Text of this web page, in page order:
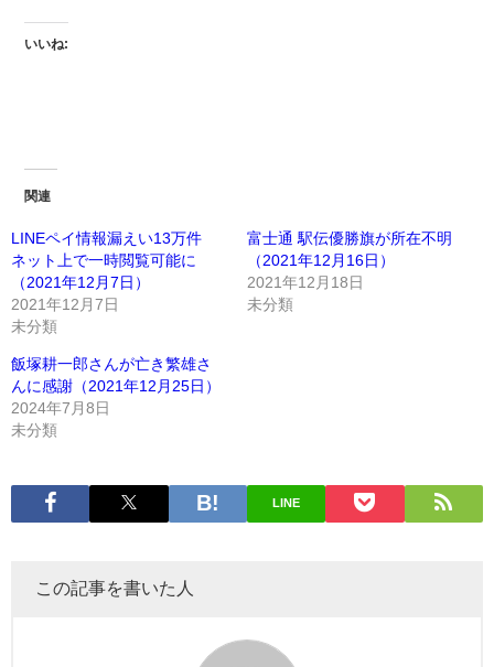
いいね:
関連
LINEペイ情報漏えい13万件
ネット上で一時閲覧可能に
（2021年12月7日）
2021年12月7日
未分類
富士通 駅伝優勝旗が所在不明
（2021年12月16日）
2021年12月18日
未分類
飯塚耕一郎さんが亡き繁雄さ
んに感謝（2021年12月25日）
2024年7月8日
未分類
LINE
この記事を書いた人